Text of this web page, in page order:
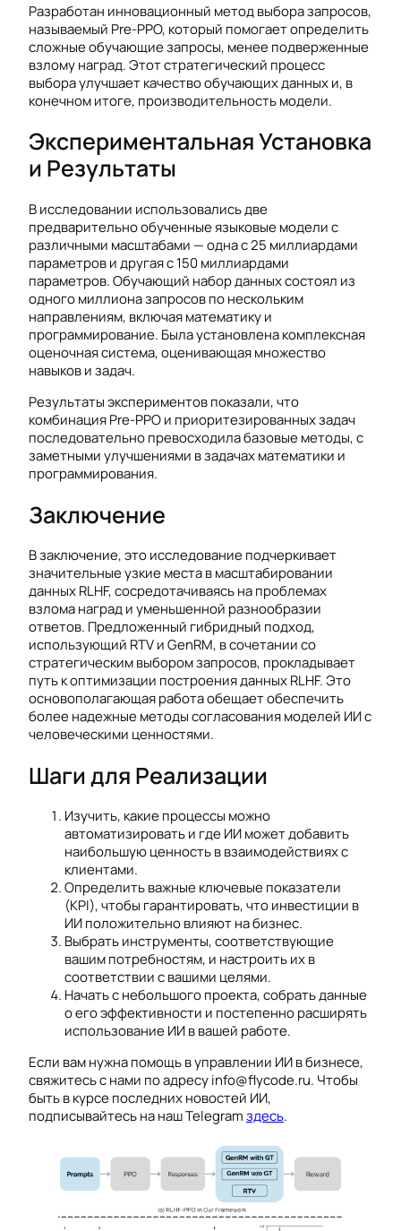
Разработан инновационный метод выбора запросов,
называемый Pre-PPO, который помогает определить
сложные обучающие запросы, менее подверженные
взлому наград. Этот стратегический процесс
выбора улучшает качество обучающих данных и, в
конечном итоге, производительность модели.
Экспериментальная Установка
и Результаты
В исследовании использовались две
предварительно обученные языковые модели с
различными масштабами — одна с 25 миллиардами
параметров и другая с 150 миллиардами
параметров. Обучающий набор данных состоял из
одного миллиона запросов по нескольким
направлениям, включая математику и
программирование. Была установлена комплексная
оценочная система, оценивающая множество
навыков и задач.
Результаты экспериментов показали, что
комбинация Pre-PPO и приоритезированных задач
последовательно превосходила базовые методы, с
заметными улучшениями в задачах математики и
программирования.
Заключение
В заключение, это исследование подчеркивает
значительные узкие места в масштабировании
данных RLHF, сосредотачиваясь на проблемах
взлома наград и уменьшенной разнообразии
ответов. Предложенный гибридный подход,
использующий RTV и GenRM, в сочетании со
стратегическим выбором запросов, прокладывает
путь к оптимизации построения данных RLHF. Это
основополагающая работа обещает обеспечить
более надежные методы согласования моделей ИИ с
человеческими ценностями.
Шаги для Реализации
Изучить, какие процессы можно
автоматизировать и где ИИ может добавить
наибольшую ценность в взаимодействиях с
клиентами.
Определить важные ключевые показатели
(KPI), чтобы гарантировать, что инвестиции в
ИИ положительно влияют на бизнес.
Выбрать инструменты, соответствующие
вашим потребностям, и настроить их в
соответствии с вашими целями.
Начать с небольшого проекта, собрать данные
о его эффективности и постепенно расширять
использование ИИ в вашей работе.
Если вам нужна помощь в управлении ИИ в бизнесе,
свяжитесь с нами по адресу info@flycode.ru. Чтобы
быть в курсе последних новостей ИИ,
подписывайтесь на наш Telegramздесь.